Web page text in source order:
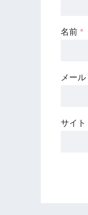
名前 *
メール
サイト